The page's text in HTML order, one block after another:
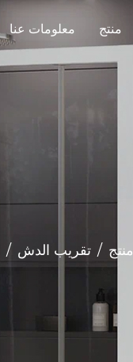
معلومات عنا منتج
منتج / تقريب الدش /